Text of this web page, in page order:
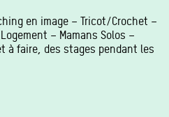
en image – Tricot/Crochet –
– Mamans Solos –
à faire, des stages pendant les